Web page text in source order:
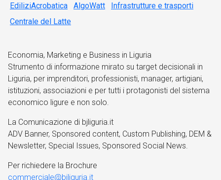
EdiliziAcrobatica
AlgoWatt
Infrastrutture e trasporti
Centrale del Latte
Economia, Marketing e Business in Liguria
Strumento di informazione mirato su target decisionali in
Liguria, per imprenditori, professionisti, manager, artigiani,
istituzioni, associazioni e per tutti i protagonisti del sistema
economico ligure e non solo.
La Comunicazione di bjliguria.it
ADV Banner, Sponsored content, Custom Publishing, DEM &
Newsletter, Special Issues, Sponsored Social News.
Per richiedere la Brochure
commerciale@bjliguria.it